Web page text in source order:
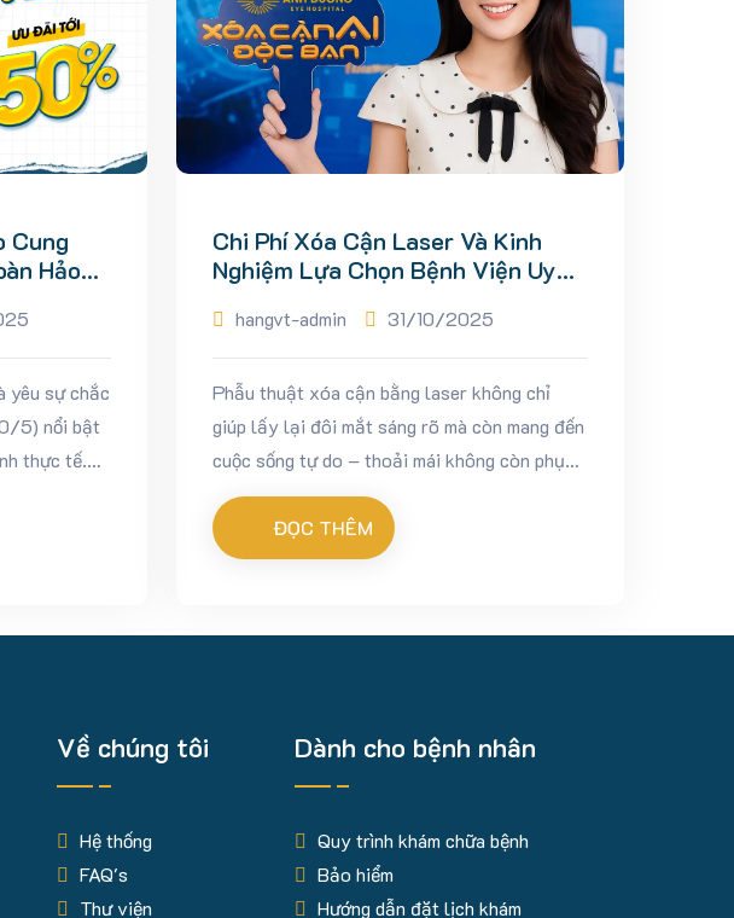
Cung
Hảo
yêu sự chắc
5) nổi bật
thực tế.
mà...
Chi Phí Xóa Cận Laser Và Kinh
Nghiệm Lựa Chọn Bệnh Viện Uy
hangvt-admin 31/10/2025
Phẫu thuật xóa cận bằng laser không chỉ
giúp lấy lại đôi mắt sáng rõ mà còn mang đến
cuộc sống tự do – thoải mái không còn phụ
thuộc vào kính gọng hay kính áp tròng. Tuy
nhiên,...ĐỌC THÊM
Về chúng tôi
Hệ thống
FAQ's
Thư viện
Dành cho bệnh nhân
Quy trình khám chữa bệnh
Bảo hiểm
Hướng dẫn đặt lịch khám